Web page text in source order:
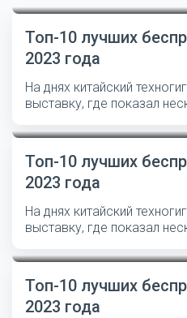
Топ-10 лучших
2023 года
На днях китайский
выставку, где показал
Топ-10 лучших
2023 года
На днях китайский
выставку, где показал
Топ-10 лучших
2023 года